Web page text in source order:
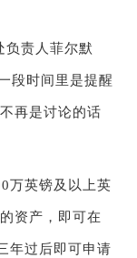
责人菲尔默
段时间里是提醒
再是讨论的话
英镑及以上英
资产，即可在
年过后即可申请